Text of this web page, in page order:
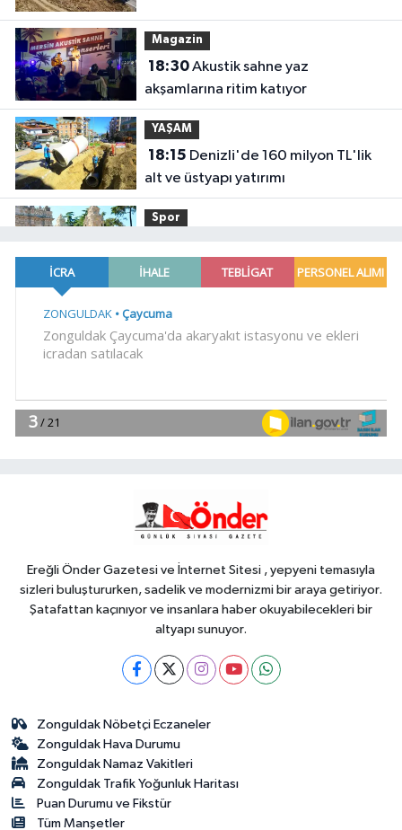
Magazin
18:30Akustik sahne yaz
akşamlarına ritim katıyor
YAŞAM
18:15
alt ve üstyapı yatırımı
Spor
İstanbul'da
17:45Ayvalık'ta üretici ve el emeği
17:17
Harmancık'ta da yolları yeniliyor
Ereğli Önder Gazetesi ve İnternet Sitesi , yepyeni temasıyla
sizleri buluştururken, sadelik ve modernizmi bir araya getiriyor.
Şatafattan kaçınıyor ve insanlara haber okuyabilecekleri bir
altyapı sunuyor.
Zonguldak Nöbetçi Eczaneler
Zonguldak Hava Durumu
Zonguldak Namaz Vakitleri
Zonguldak Trafik Yoğunluk Haritası
Puan Durumu ve Fikstür
Tüm Manşetler